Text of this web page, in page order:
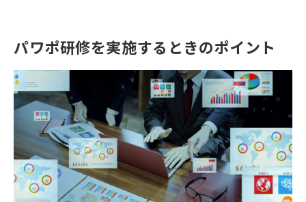
パワポ研修を実施するときのポイント